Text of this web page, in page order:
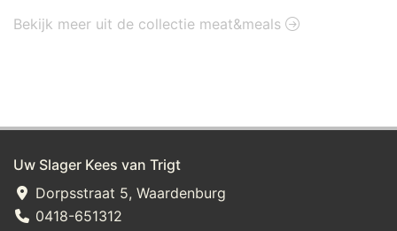
Bekijk meer uit de collectie meat&meals
Uw Slager Kees van Trigt
Dorpsstraat 5, Waardenburg
0418-651312